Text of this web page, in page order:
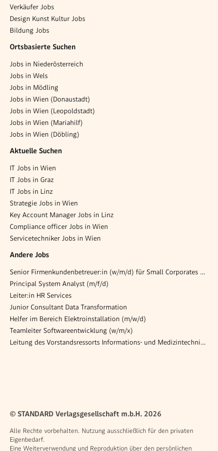
Verkäufer Jobs
Design Kunst Kultur Jobs
Bildung Jobs
Ortsbasierte Suchen
Jobs in Niederösterreich
Jobs in Wels
Jobs in Mödling
Jobs in Wien (Donaustadt)
Jobs in Wien (Leopoldstadt)
Jobs in Wien (Mariahilf)
Jobs in Wien (Döbling)
Aktuelle Suchen
IT Jobs in Wien
IT Jobs in Graz
IT Jobs in Linz
Strategie Jobs in Wien
Key Account Manager Jobs in Linz
Compliance officer Jobs in Wien
Servicetechniker Jobs in Wien
Andere Jobs
Senior Firmenkundenbetreuer:in (w/m/d) für Small Corporates bzw. Medium Corporates - Linz
Principal System Analyst (m/f/d)
Leiter:in HR Services
Junior Consultant Data Transformation
Helfer im Bereich Elektroinstallation (m/w/d)
Teamleiter Softwareentwicklung (w/m/x)
Leitung des Vorstandsressorts Informations- und Medizintechnik-Management
© STANDARD Verlagsgesellschaft m.b.H. 2026
Alle Rechte vorbehalten. Nutzung ausschließlich für den privaten
Eigenbedarf.
Eine Weiterverwendung und Reproduktion über den persönlichen